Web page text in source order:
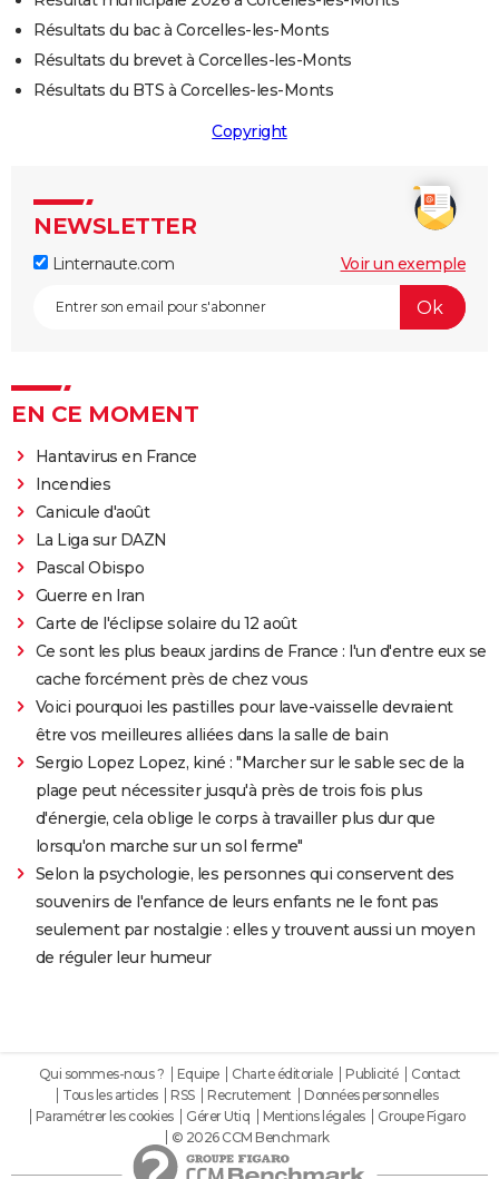
Résultats du bac à Corcelles-les-Monts
Résultats du brevet à Corcelles-les-Monts
Résultats du BTS à Corcelles-les-Monts
Copyright
NEWSLETTER
Linternaute.com Voir un exemple
EN CE MOMENT
Hantavirus en France
Incendies
Canicule d'août
La Liga sur DAZN
Pascal Obispo
Guerre en Iran
Carte de l'éclipse solaire du 12 août
Ce sont les plus beaux jardins de France : l'un d'entre eux se
cache forcément près de chez vous
Voici pourquoi les pastilles pour lave-vaisselle devraient
être vos meilleures alliées dans la salle de bain
Sergio Lopez Lopez, kiné : "Marcher sur le sable sec de la
plage peut nécessiter jusqu'à près de trois fois plus
d'énergie, cela oblige le corps à travailler plus dur que
lorsqu'on marche sur un sol ferme"
Selon la psychologie, les personnes qui conservent des
souvenirs de l'enfance de leurs enfants ne le font pas
seulement par nostalgie : elles y trouvent aussi un moyen
de réguler leur humeur
Qui sommes-nous ? Equipe Charte éditoriale Publicité
Contact
Tous les articles
RSS Recrutement
Données personnelles
Paramétrer les cookies
Gérer Utiq Mentions légales
Groupe Figaro
© 2026 CCM Benchmark